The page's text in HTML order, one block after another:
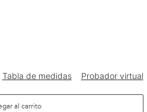
al carrito